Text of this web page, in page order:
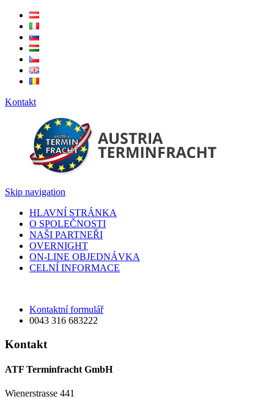
Kontakt
Skip navigation
HLAVNÍ STRÁNKA
O SPOLEČNOSTI
NAŠI PARTNEŘI
OVERNIGHT
ON-LINE OBJEDNÁVKA
CELNÍ INFORMACE
Kontaktní formulář
0043 316 683222
Kontakt
ATF Terminfracht GmbH
Wienerstrasse 441